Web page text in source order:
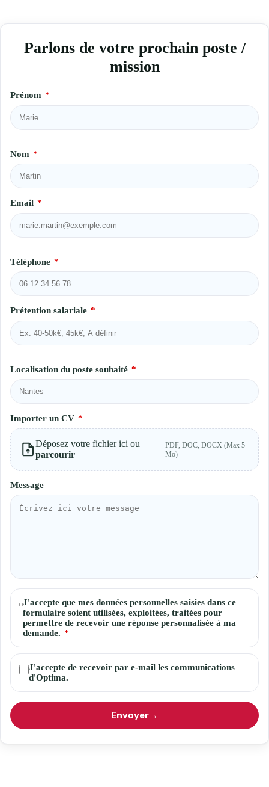
Parlons de votre prochain poste /
mission
Prénom *
Nom *
Email *
Téléphone *
Prétention salariale *
Localisation du poste souhaité *
Importer un CV *
Déposez votre fichier ici ou
parcourir
PDF, DOC, DOCX (Max 5
Mo)
Message
Consentements
J'accepte que mes données personnelles saisies dans ce
formulaire soient utilisées, exploitées, traitées pour
permettre de recevoir une réponse personnalisée à ma
demande. *
J'accepte de recevoir par e-mail les communications
d'Optima.
Envoyer→